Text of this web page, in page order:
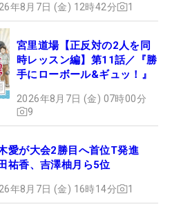
年8月7日 (金) 12時42分 1
宮里道場【正反対の2人を同
時レッスン編】第11話／『勝
手にローボール&ギュッ！』
2026年8月7日 (金) 07時00分
9
愛が大会2勝目へ首位T発進
祐香、吉澤柚月ら5位
年8月7日 (金) 16時14分 1